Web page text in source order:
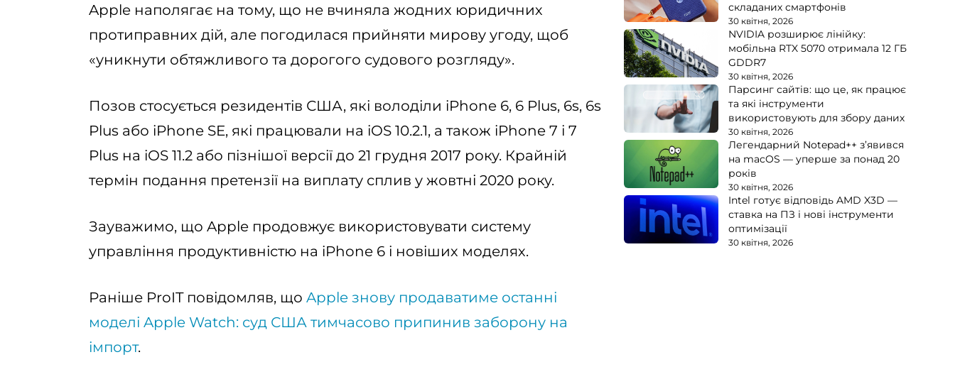
Apple наполягає на тому, що не вчиняла жодних юридичних
протиправних дій, але погодилася прийняти мирову угоду, щоб
«уникнути обтяжливого та дорогого судового розгляду».
Позов стосується резидентів США, які володіли iPhone 6, 6 Plus, 6s, 6s
Plus або iPhone SE, які працювали на iOS 10.2.1, а також iPhone 7 і 7
Plus на iOS 11.2 або пізнішої версії до 21 грудня 2017 року. Крайній
термін подання претензії на виплату сплив у жовтні 2020 року.
Зауважимо, що Apple продовжує використовувати систему
управління продуктивністю на iPhone 6 і новіших моделях.
Раніше ProIT повідомляв, що Apple знову продаватиме останні
моделі Apple Watch: суд США тимчасово припинив заборону на
імпорт.
складаних смартфонів
30 квітня, 2026
NVIDIA розширює лінійку:
мобільна RTX 5070 отримала 12 ГБ
GDDR7
30 квітня, 2026
Парсинг сайтів: що це, як працює
та які інструменти
використовують для збору даних
30 квітня, 2026
Легендарний Notepad++ з’явився
на macOS — уперше за понад 20
років
30 квітня, 2026
Intel готує відповідь AMD X3D —
ставка на ПЗ і нові інструменти
оптимізації
30 квітня, 2026